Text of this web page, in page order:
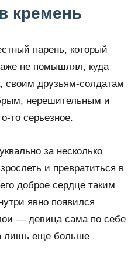
кремень
парень, который
не помышлял, куда
своим друзьям-солдатам
нерешительным и
то серьезное.
за несколько
и превратиться в
доброе сердце таким
явно появился
— девица сама по себе
лишь еще больше